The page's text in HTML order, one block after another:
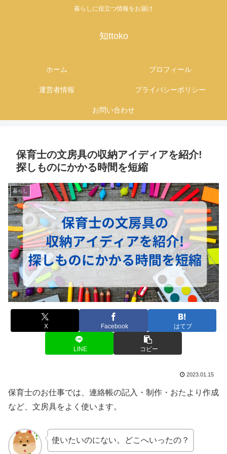
暮らしに役立つ情報をお届け
知ttoko
ホーム プロフィール
運営者情報 プライバシーポリシー
お問い合わせ
保育士の文房具の収納アイディアを紹介!
探しものにかかる時間を短縮
暮らし
X Facebook はてブ
LINE コピー
2023.01.15
保育士のお仕事では、連絡帳の記入・制作・おたより作成
など、文房具をよく使います。
使いたいのにない。どこへいったの？